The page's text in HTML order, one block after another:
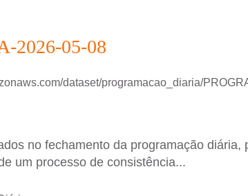
2026-05-08
dataset/programacao_diaria/
no fechamento da programação
um processo de consistência...